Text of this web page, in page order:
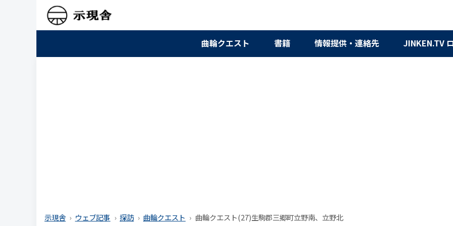
曲輪クエスト 書籍 情報提供・連絡先 JINKEN.TV
示現舎 ウェブ記事 探訪 曲輪クエスト 曲輪クエスト(27)生駒郡三郷町立野南、立野北